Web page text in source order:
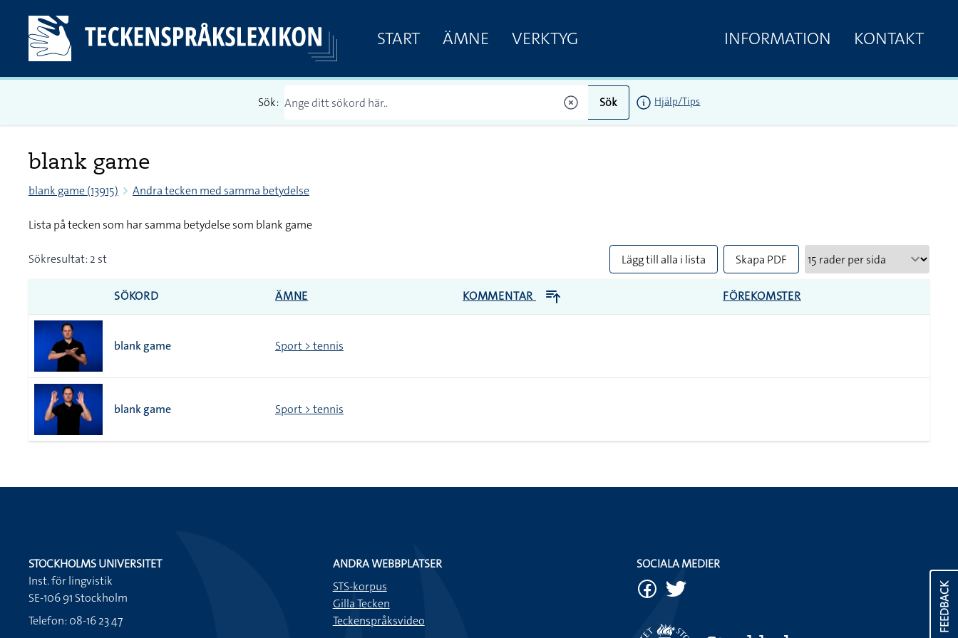
START ÄMNE VERKTYG INFORMATION KONTAKT
Sök: Sök Hjälp/Tips
blank game
blank game (13915) Andra tecken med samma betydelse
Lista på tecken som har samma betydelse som blank game
Sökresultat: 2 st Lägg till alla i lista Skapa PDF
SÖKORD ÄMNE KOMMENTAR FÖREKOMSTER
blank game Sport > tennis
blank game Sport > tennis
FEEDBACK
STOCKHOLMS UNIVERSITET
Inst. för lingvistik
SE-106 91 Stockholm
Telefon: 08-16 23 47
ANDRA WEBBPLATSER
STS-korpus
Gilla Tecken
Teckenspråksvideo
SOCIALA MEDIER